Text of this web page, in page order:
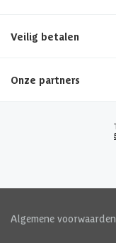
Veilig betalen
Onze partners
Algemene voorwaarden